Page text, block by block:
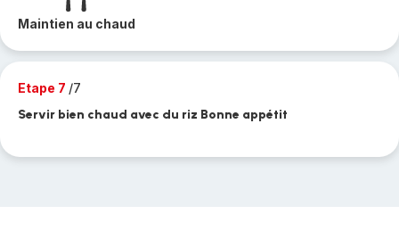
Maintien au chaud
Etape 7 /7
Servir bien chaud avec du riz Bonne appétit